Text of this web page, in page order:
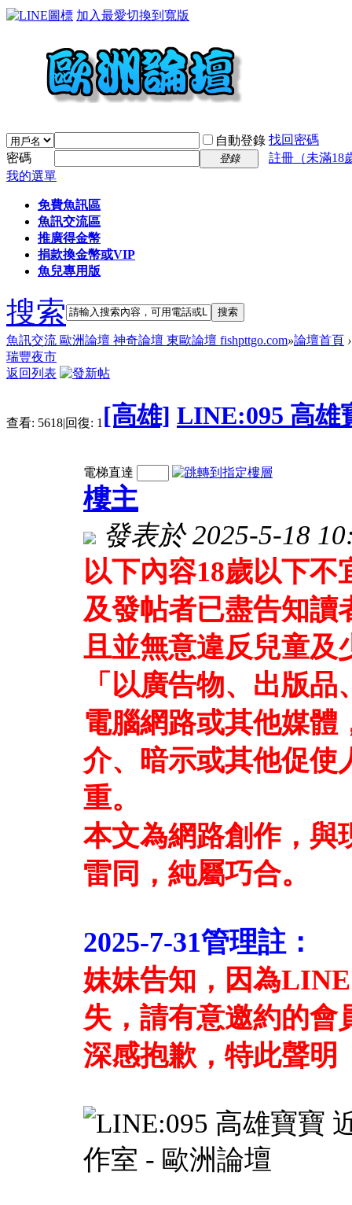
加入最愛切換到寬版
自動登錄 找回密碼
密碼
登錄
註冊（未滿18
我的選單
免費魚訊區
魚訊交流區
推廣得金幣
捐款換金幣或VIP
魚兒專用版
搜索 搜索
魚訊交流 歐洲論壇 神奇論壇 東歐論壇 fishpttgo.com»論壇首頁 ›
瑞豐夜市
返回列表
查看: 5618|回復: 1 [高雄] LINE:095 高雄
電梯直達
樓主
發表於 2025-5-18
以下內容18歲以下
及發帖者已盡告知讀
且並無意違反兒童及
「以廣告物、出版
電腦網路或其他媒體
介、暗示或其他促使
重。
本文為網路創作，與
雷同，純屬巧合。
2025-7-31管理註：
妹妹告知，因為
失，請有意邀約的會
深感抱歉，特此聲明